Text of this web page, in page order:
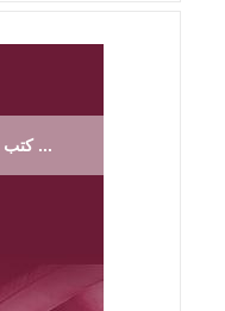
كتب : ثقافة، شعر ، موسيقى ...